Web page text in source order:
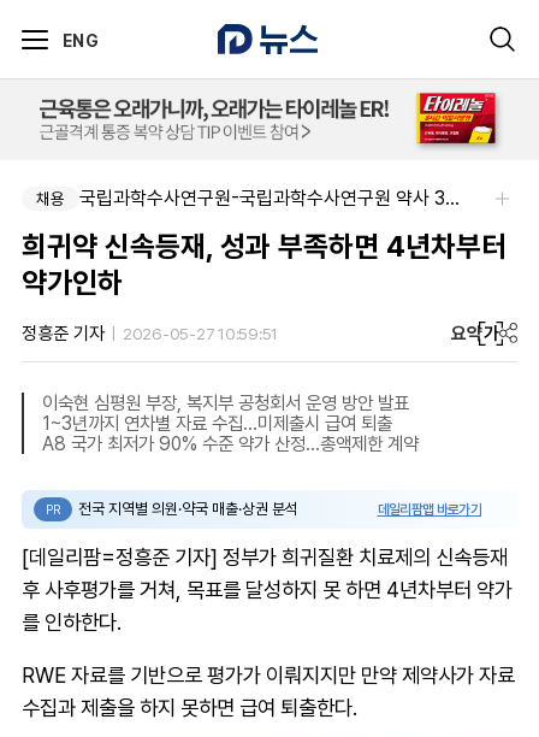
ENG
채용 국립과학수사연구원-국립과학수사연구원 약사 3명 채용
희귀약 신속등재, 성과 부족하면 4년차부터
약가인하
정흥준 기자 2026-05-27 10:59:51 요약가
이숙현 심평원 부장, 복지부 공청회서 운영 방안 발표
1~3년까지 연차별 자료 수집...미제출시 급여 퇴출
A8 국가 최저가 90% 수준 약가 산정...총액제한 계약
PR 전국 지역별 의원·약국 매출·상권 분석 데일리팜맵 바로가기
[데일리팜=정흥준 기자] 정부가 희귀질환 치료제의 신속등재
후 사후평가를 거쳐, 목표를 달성하지 못 하면 4년차부터 약가
를 인하한다.
RWE 자료를 기반으로 평가가 이뤄지지만 만약 제약사가 자료
수집과 제출을 하지 못하면 급여 퇴출한다.